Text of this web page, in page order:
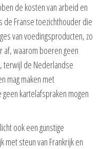
de kosten van arbeid en
de Franse toezichthouder die
van voedingsproducten, zo
af, waarom boeren geen
terwijl de Nederlandse
mag maken met
kartelafspraken mogen
ook een gunstige
met steun van Frankrijk en